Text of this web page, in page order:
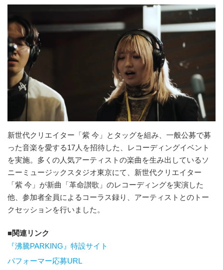
新世代クリエイター「紫 今」とタッグを組み、一般公募で募
った音楽を愛する17人を招待した、レコーディングイベント
を実施。多くの人気アーティストの楽曲を生み出しているソ
ニーミュージックスタジオ東京にて、新世代クリエイター
「紫 今」が新曲「革命讃歌」のレコーディングを実演した
他、参加者全員によるコーラス録り、アーティストとのトー
クセッションを行いました。
関連リンク
『沸騰PARKING』特設サイト
パフォーマー応募URL